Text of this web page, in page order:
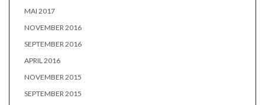
MAI 2017
NOVEMBER 2016
SEPTEMBER 2016
APRIL 2016
NOVEMBER 2015
SEPTEMBER 2015